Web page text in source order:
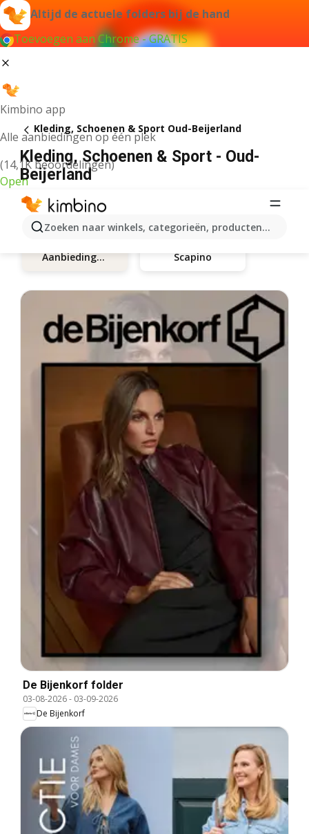
Altijd de actuele folders bij de hand
Toevoegen aan Chrome - GRATIS
Kimbino app
Alle aanbiedingen op één plek
(14,1K beoordelingen)
Open
Zoeken naar winkels, categorieën, producten...
Kleding, Schoenen & Sport Oud-Beijerland
Kleding, Schoenen & Sport - Oud-
Beijerland
Aanbiedingen Scapino
De Bijenkorf folder
03-08-2026- 03-09-2026
De Bijenkorf